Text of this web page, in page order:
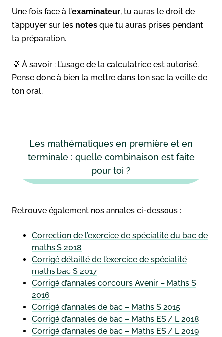
Une fois face à l’examinateur, tu auras le droit de
t’appuyer sur les notes que tu auras prises pendant
ta préparation.
💡 À savoir : L’usage de la calculatrice est autorisé.
Pense donc à bien la mettre dans ton sac la veille de
ton oral.
Les mathématiques en première et en
terminale : quelle combinaison est faite
pour toi ?
Retrouve également nos annales ci-dessous :
Correction de l’exercice de spécialité du bac de
maths S 2018
Corrigé détaillé de l’exercice de spécialité
maths bac S 2017
Corrigé d’annales concours Avenir – Maths S
2016
Corrigé d’annales de bac – Maths S 2015
Corrigé d’annales de bac – Maths ES / L 2018
Corrigé d’annales de bac – Maths ES / L 2019